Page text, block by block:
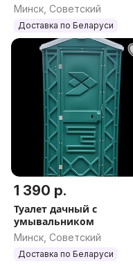
Минск, Советский
Доставка по Беларуси
1 390 р.
Туалет дачный с
умывальником
Минск, Советский
Доставка по Беларуси